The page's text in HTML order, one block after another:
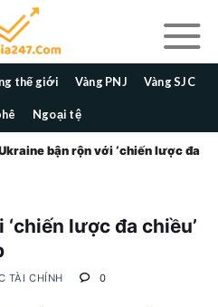
thế giới Vàng PNJ Vàng SJC
Ngoại tệ
bận rộn với ‘chiến lược đa
lược đa chiều’
TÀI CHÍNH 0